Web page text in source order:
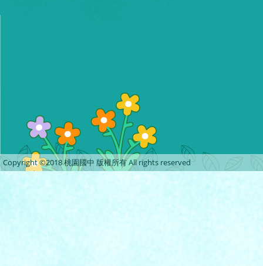
Copyright ©2018 桃園國中 版權所有 All rights reserved